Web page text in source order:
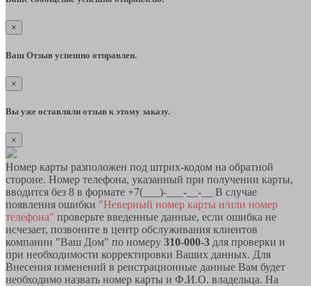
×
Ваш Отзыв успешно отправлен.
×
Вы уже оставляли отзыв к этому заказу.
×
Номер карты разположен под штрих-кодом на обратной
стороне. Номер телефона, указанный при получении карты,
вводится без 8 в формате +7(___)-___-__-__ В случае
появления ошибки "Неверный номер карты и/или номер
телефона" проверьте введенные данные, если ошибка не
исчезает, позвоните в центр обслуживания клиентов
компании "Ваш Дом" по номеру 310-000-3 для проверки и
при необходимости корректировки Ваших данных. Для
Внесения изменений в реистрационные данные Вам будет
необходимо назвать номер карты и Ф.И.О. владельца. На